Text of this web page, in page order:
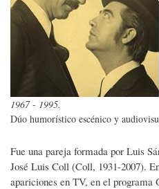
1967 - 1995.
Dúo humorístico escénico y
Fue una pareja formada por Luis
José Luis Coll (Coll, 1931-2007).
apariciones en TV, en el programa